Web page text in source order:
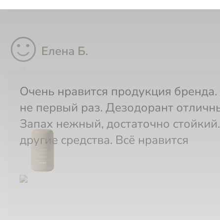
sentiment_satisfied Елена Б.
Очень нравится продукция бренда. Беру
не первый раз. Дезодорант
Запах нежный, достаточно
другие средства. Всё нравится